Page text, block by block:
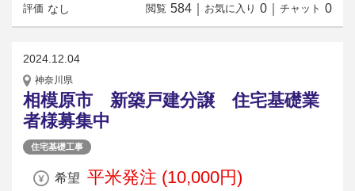
評価 なし 閲覧 584 お気に入り 0 チャット 0
2024.12.04
神奈川県
相模原市 新築戸建分譲 住宅基礎業
者様募集中
住宅基礎工事
希望 平米発注 (10,000円)